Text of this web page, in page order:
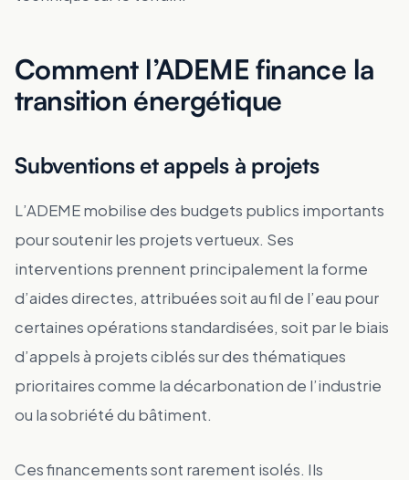
Comment l’ADEME finance la
transition énergétique
Subventions et appels à projets
L’ADEME mobilise des budgets publics importants
pour soutenir les projets vertueux. Ses
interventions prennent principalement la forme
d’aides directes, attribuées soit au fil de l’eau pour
certaines opérations standardisées, soit par le biais
d’appels à projets ciblés sur des thématiques
prioritaires comme la décarbonation de l’industrie
ou la sobriété du bâtiment.
Ces financements sont rarement isolés. Ils